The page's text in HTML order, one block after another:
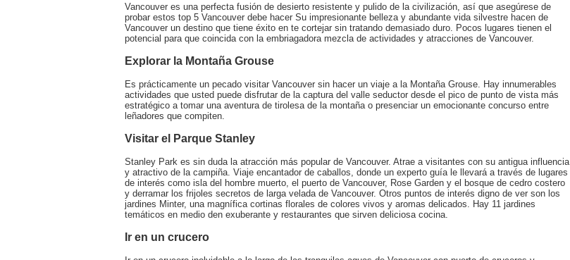
Vancouver es una perfecta fusión de desierto resistente y pulido de la civilización, así que asegúrese de
probar estos top 5 Vancouver debe hacer Su impresionante belleza y abundante vida silvestre hacen de
Vancouver un destino que tiene éxito en te cortejar sin tratando demasiado duro. Pocos lugares tienen el
potencial para que coincida con la embriagadora mezcla de actividades y atracciones de Vancouver.
Explorar la Montaña Grouse
Es prácticamente un pecado visitar Vancouver sin hacer un viaje a la Montaña Grouse. Hay innumerables
actividades que usted puede disfrutar de la captura del valle seductor desde el pico de punto de vista más
estratégico a tomar una aventura de tirolesa de la montaña o presenciar un emocionante concurso entre
leñadores que compiten.
Visitar el Parque Stanley
Stanley Park es sin duda la atracción más popular de Vancouver. Atrae a visitantes con su antigua influencia
y atractivo de la campiña. Viaje encantador de caballos, donde un experto guía le llevará a través de lugares
de interés como isla del hombre muerto, el puerto de Vancouver, Rose Garden y el bosque de cedro costero
y derramar los frijoles secretos de larga velada de Vancouver. Otros puntos de interés digno de ver son los
jardines Minter, una magnífica cortinas florales de colores vivos y aromas delicados. Hay 11 jardines
temáticos en medio den exuberante y restaurantes que sirven deliciosa cocina.
Ir en un crucero